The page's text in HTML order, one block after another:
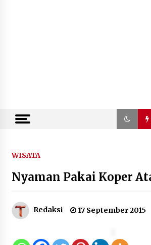
Kemenkum Malut
Pengayoman dan
Dangdut
WISATA
Nyaman Pakai Koper
Redaksi 17 September 2015